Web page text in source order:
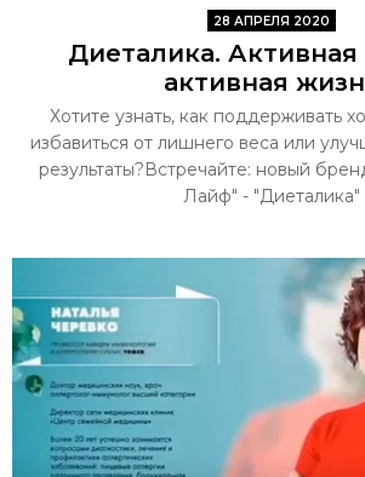
28 АПРЕЛЯ 2020
Диеталика.
активная
Хотите узнать, как поддерживать
избавиться от лишнего веса или
результаты?Встречайте: новый
Лайф" - "Диеталика"